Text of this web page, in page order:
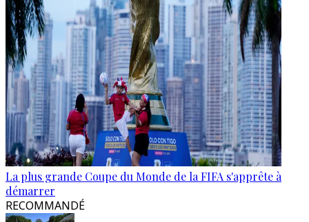
La plus grande Coupe du Monde de la FIFA s'apprête à
démarrer
RECOMMANDÉ